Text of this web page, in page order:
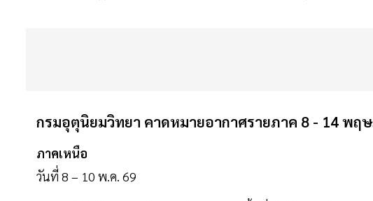
กรมอุตุนิยมวิทยา คาดหมายอากาศรายภาค 8 - 14 พฤ
ภาคเหนือ
วันที่ 8 – 10 พ.ค. 69